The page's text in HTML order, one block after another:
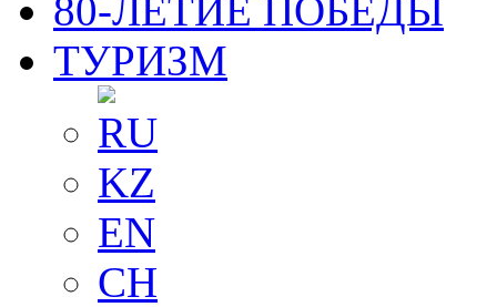
80-ЛЕТИЕ ПОБЕДЫ
ТУРИЗМ
RU
KZ
EN
CH